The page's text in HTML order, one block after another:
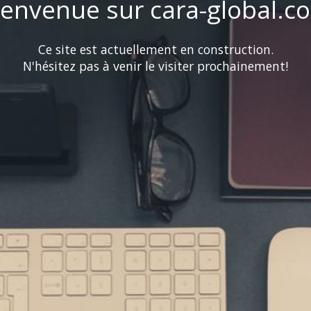
sur cara-
Ce site est actuellement en construction.
N'hésitez pas à venir le visiter prochainement!